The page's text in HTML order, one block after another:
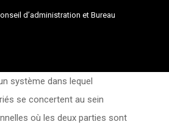
d’administration et Bureau
système dans lequel
se concertent au sein
où les deux parties sont